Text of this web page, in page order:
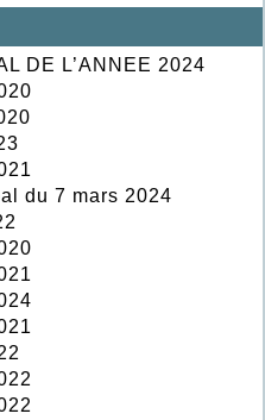
DE L’ANNEE 2024
du 7 mars 2024